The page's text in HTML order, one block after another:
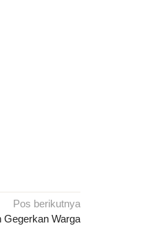
Pos berikutnya
Gegerkan Warga